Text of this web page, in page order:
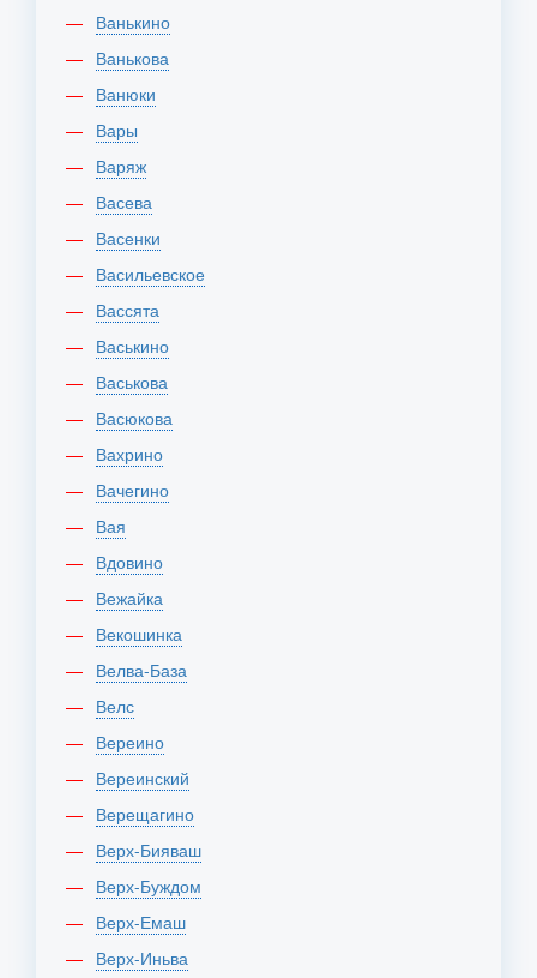
Ванькино
Ванькова
Ванюки
Вары
Варяж
Васева
Васенки
Васильевское
Вассята
Васькино
Васькова
Васюкова
Вахрино
Вачегино
Вая
Вдовино
Вежайка
Векошинка
Велва-База
Велс
Вереино
Вереинский
Верещагино
Верх-Бияваш
Верх-Буждом
Верх-Емаш
Верх-Иньва